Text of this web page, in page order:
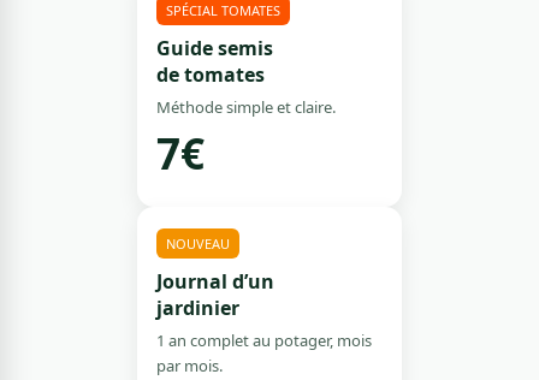
SPÉCIAL TOMATES
Guide semis
de tomates
Méthode simple et claire.
7€
NOUVEAU
Journal d’un
jardinier
1 an complet au potager, mois
par mois.